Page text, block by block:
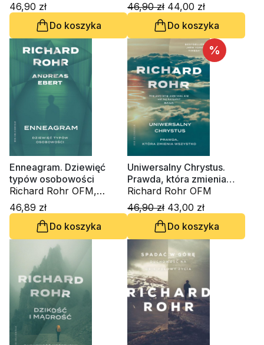
46,90 zł
Do koszyka
46,90 zł 44,00 zł
Do koszyka
Enneagram. Dziewięć
typów osobowości
Richard Rohr OFM,
Andreas Ebert
46,89 zł
Do koszyka
%
Uniwersalny Chrystus.
Prawda, która zmienia
wszystko
Richard Rohr OFM
46,90 zł 43,00 zł
Do koszyka